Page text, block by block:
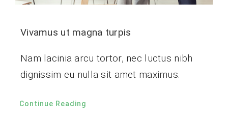
Vivamus ut magna turpis
Nam lacinia arcu tortor, nec luctus nibh
dignissim eu nulla sit amet maximus.
Continue Reading